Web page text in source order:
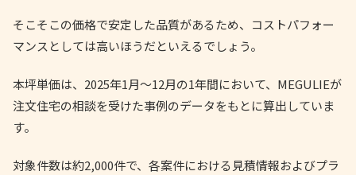
そこそこの価格で安定した品質があるため、コストパフォー
マンスとしては高いほうだといえるでしょう。
本坪単価は、2025年1月〜12月の1年間において、MEGULIEが
注文住宅の相談を受けた事例のデータをもとに算出していま
す。
対象件数は約2,000件で、各案件における見積情報およびプラ